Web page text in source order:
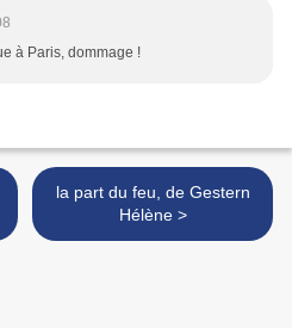
à Paris, dommage !
la part du feu, de Gestern
Hélène >